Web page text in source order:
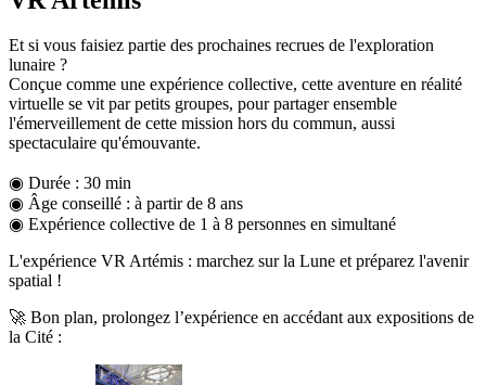
Et si vous faisiez partie des prochaines recrues de l'exploration
lunaire ?
Conçue comme une expérience collective, cette aventure en réalité
virtuelle se vit par petits groupes, pour partager ensemble
l'émerveillement de cette mission hors du commun, aussi
spectaculaire qu'émouvante.
◉ Durée : 30 min
◉ Âge conseillé : à partir de 8 ans
◉ Expérience collective de 1 à 8 personnes en simultané
L'expérience VR Artémis : marchez sur la Lune et préparez l'avenir
spatial !
🚀 Bon plan, prolongez l’expérience en accédant aux expositions de
la Cité :